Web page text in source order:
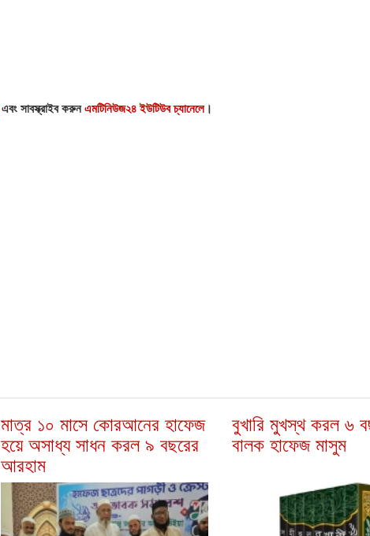
এবং সাবস্ক্রাইব করুনএমটিনিউজ২৪ ইউটিউব চ্যানেলে।
মাত্র ১০ মাসে কোরআনের হাফেজ
হয়ে অসাধ্য সাধন করল ৯ বছরের
আরহাম
বুখারি মুখস্থ করল ৬
বালক হাফেজ মাসুম